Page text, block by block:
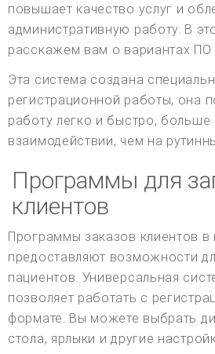
повышает качество услуг и
административную работу. В
расскажем вам о вариантах ПО
Эта система создана
регистрационной работы, она
работу легко и быстро, больше
взаимодействии, чем на
Программы для
клиентов
Программы заказов клиентов
предоставляют возможности
пациентов. Универсальная
позволяет работать с
формате. Вы можете выбрать
стола, ярлыки и другие